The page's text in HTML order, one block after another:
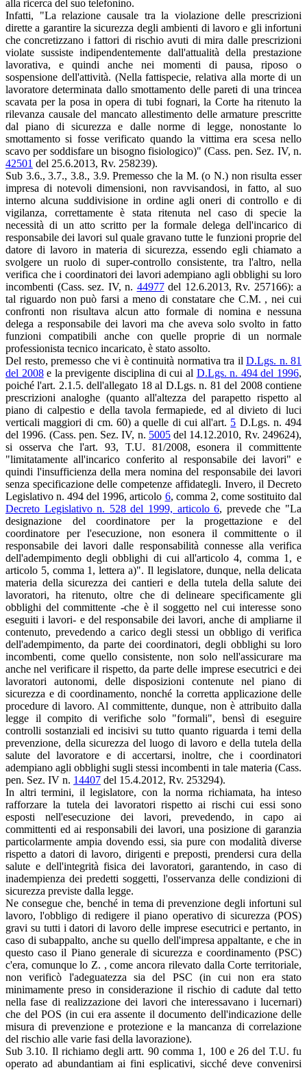
alla ricerca del suo telefonino.
Infatti, "La relazione causale tra la violazione delle prescrizioni
dirette a garantire la sicurezza degli ambienti di lavoro e gli infortuni
che concretizzano i fattori di rischio avuti di mira dalle prescrizioni
violate sussiste indipendentemente dall'attualità della prestazione
lavorativa, e quindi anche nei momenti di pausa, riposo o
sospensione dell'attività. (Nella fattispecie, relativa alla morte di un
lavoratore determinata dallo smottamento delle pareti di una trincea
scavata per la posa in opera di tubi fognari, la Corte ha ritenuto la
rilevanza causale del mancato allestimento delle armature prescritte
dal piano di sicurezza e dalle norme di legge, nonostante lo
smottamento si fosse verificato quando la vittima era scesa nello
scavo per soddisfare un bisogno fisiologico)" (Cass. pen. Sez. IV, n.
42501 del 25.6.2013, Rv. 258239).
Sub 3.6., 3.7., 3.8., 3.9. Premesso che la M. (o N.) non risulta esser
impresa di notevoli dimensioni, non ravvisandosi, in fatto, al suo
interno alcuna suddivisione in ordine agli oneri di controllo e di
vigilanza, correttamente è stata ritenuta nel caso di specie la
necessità di un atto scritto per la formale delega dell'incarico di
responsabile dei lavori sul quale gravano tutte le funzioni proprie del
datore di lavoro in materia di sicurezza, essendo egli chiamato a
svolgere un ruolo di super-controllo consistente, tra l'altro, nella
verifica che i coordinatori dei lavori adempiano agli obblighi su loro
incombenti (Cass. sez. IV, n. 44977del 12.6.2013, Rv. 257166): a
tal riguardo non può farsi a meno di constatare che C.M. , nei cui
confronti non risultava alcun atto formale di nomina e nessuna
delega a responsabile dei lavori ma che aveva solo svolto in fatto
funzioni compatibili anche con quelle proprie di un normale
professionista tecnico incaricato, è stato assolto.
Del resto, premesso che vi è continuità normativa tra il D.Lgs. n. 81
del 2008e la previgente disciplina di cui al D.Lgs. n. 494 del 1996,
poiché l'art. 2.1.5. dell'allegato 18 al D.Lgs. n. 81 del 2008 contiene
prescrizioni analoghe (quanto all'altezza del parapetto rispetto al
piano di calpestio e della tavola fermapiede, ed al divieto di luci
verticali maggiori di cm. 60) a quelle di cui all'art. 5 D.Lgs. n. 494
del 1996. (Cass. pen. Sez. IV, n. 5005del 14.12.2010, Rv. 249624),
si osserva che l'art. 93, T.U. 81/2008, esonera il committente
"limitatamente all'incarico conferito al responsabile dei lavori" e
quindi l'insufficienza della mera nomina del responsabile dei lavori
senza specificazione delle competenze affidategli. Invero, il Decreto
Legislativo n. 494 del 1996, articolo 6, comma 2, come sostituito dal
Decreto Legislativo n. 528 del 1999, articolo 6, prevede che "La
designazione del coordinatore per la progettazione e del
coordinatore per l'esecuzione, non esonera il committente o il
responsabile dei lavori dalle responsabilità connesse alla verifica
dell'adempimento degli obblighi di cui all'articolo 4, comma 1, e
articolo 5, comma 1, lettera a)". Il legislatore, dunque, nella delicata
materia della sicurezza dei cantieri e della tutela della salute dei
lavoratori, ha ritenuto, oltre che di delineare specificamente gli
obblighi del committente -che è il soggetto nel cui interesse sono
eseguiti i lavori- e del responsabile dei lavori, anche di ampliarne il
contenuto, prevedendo a carico degli stessi un obbligo di verifica
dell'adempimento, da parte dei coordinatori, degli obblighi su loro
incombenti, come quello consistente, non solo nell'assicurare ma
anche nel verificare il rispetto, da parte delle imprese esecutrici e dei
lavoratori autonomi, delle disposizioni contenute nel piano di
sicurezza e di coordinamento, nonché la corretta applicazione delle
procedure di lavoro. Al committente, dunque, non è attribuito dalla
legge il compito di verifiche solo "formali", bensì di eseguire
controlli sostanziali ed incisivi su tutto quanto riguarda i temi della
prevenzione, della sicurezza del luogo di lavoro e della tutela della
salute del lavoratore e di accertarsi, inoltre, che i coordinatori
adempiano agli obblighi sugli stessi incombenti in tale materia (Cass.
pen. Sez. IV n. 14407 del 15.4.2012, Rv. 253294).
In altri termini, il legislatore, con la norma richiamata, ha inteso
rafforzare la tutela dei lavoratori rispetto ai rischi cui essi sono
esposti nell'esecuzione dei lavori, prevedendo, in capo ai
committenti ed ai responsabili dei lavori, una posizione di garanzia
particolarmente ampia dovendo essi, sia pure con modalità diverse
rispetto a datori di lavoro, dirigenti e preposti, prendersi cura della
salute e dell'integrità fisica dei lavoratori, garantendo, in caso di
inadempienza dei predetti soggetti, l'osservanza delle condizioni di
sicurezza previste dalla legge.
Ne consegue che, benché in tema di prevenzione degli infortuni sul
lavoro, l'obbligo di redigere il piano operativo di sicurezza (POS)
gravi su tutti i datori di lavoro delle imprese esecutrici e pertanto, in
caso di subappalto, anche su quello dell'impresa appaltante, e che in
questo caso il Piano generale di sicurezza e coordinamento (PSC)
c'era, comunque lo Z. , come ancora rilevato dalla Corte territoriale,
non verificò l'adeguatezza sia del PSC (in cui non era stato
minimamente preso in considerazione il rischio di cadute dal tetto
nella fase di realizzazione dei lavori che interessavano i lucernari)
che del POS (in cui era assente il documento dell'indicazione delle
misura di prevenzione e protezione e la mancanza di correlazione
del rischio alle varie fasi della lavorazione).
Sub 3.10. Il richiamo degli artt. 90 comma 1, 100 e 26 del T.U. fu
operato ad abundantiam ai fini esplicativi, sicché deve convenirsi